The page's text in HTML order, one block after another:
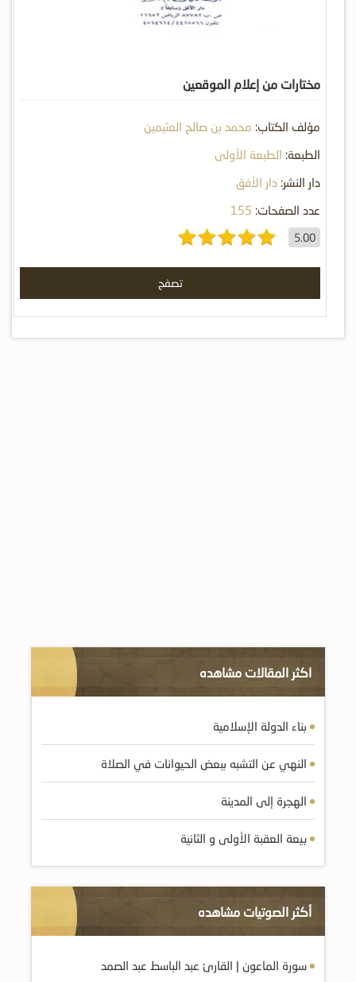
مختارات من إعلام الموقعين
مؤلف الكتاب: محمد بن صالح العثيمين
الطبعة: الطبعة الأولى
دار النشر: دار الأفق
عدد الصفحات: 155
5.00
تصفح
اكثر المقالات مشاهده
بناء الدولة الإسلامية
النهي عن التشبه ببعض الحيوانات في الصلاة
الهجرة إلى المدينة
بيعة العقبة الأولى و الثانية
أكثر الصوتيات مشاهده
سورة الماعون | القارئ عبد الباسط عبد الصمد